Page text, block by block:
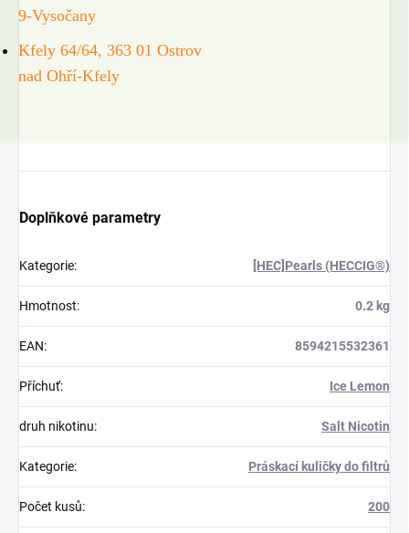
9-Vysočany
Kfely 64/64, 363 01 Ostrov
nad Ohří-Kfely
Doplňkové parametry
Kategorie: [HEC]Pearls (HECCIG®)
Hmotnost: 0.2 kg
EAN: 8594215532361
Příchuť: Ice Lemon
druh nikotinu: Salt Nicotin
Kategorie: Práskací kuličky do filtrů
Počet kusů: 200